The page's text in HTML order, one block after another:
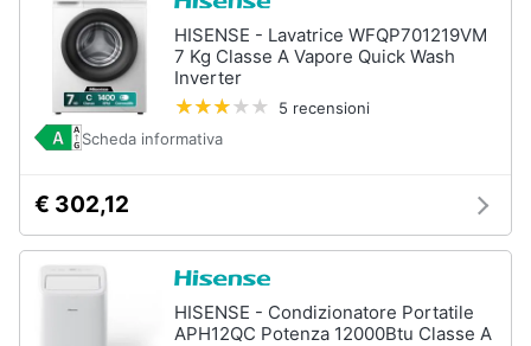
Giocattoli
Prima
infanzia
Casalinghi
Abbigliamento
HISENSE - Lavatrice WFQP701219VM
7 Kg Classe A Vapore Quick Wash
Inverter
5 recensioni
Scheda informativa
€ 302,12
HISENSE - Condizionatore Portatile
APH12QC Potenza 12000Btu Classe A